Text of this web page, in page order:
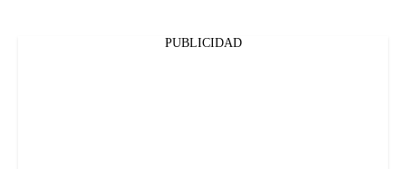
PUBLICIDAD